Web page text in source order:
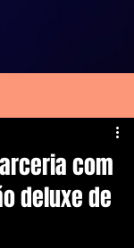
com
deluxe de